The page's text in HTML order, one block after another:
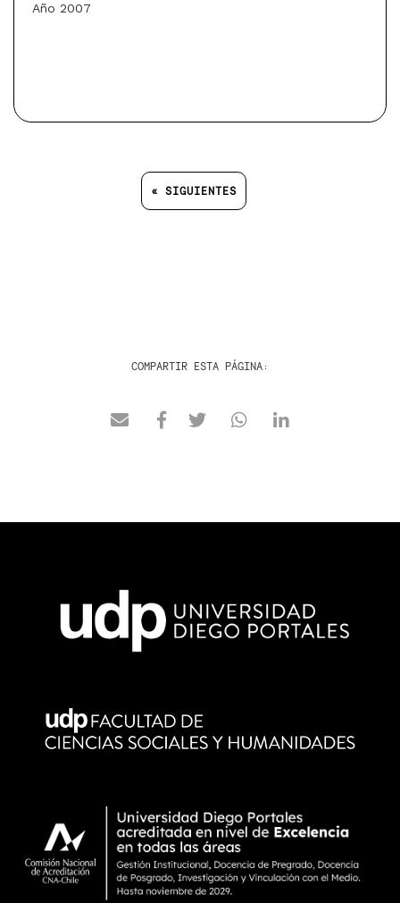
Año 2007
« SIGUIENTES
COMPARTIR ESTA PÁGINA: